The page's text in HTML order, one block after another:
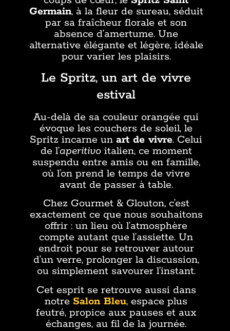
Germain, à la fleur de sureau, séduit
par sa fraîcheur florale et son
absence d’amertume. Une
alternative élégante et légère, idéale
pour varier les plaisirs.
Le Spritz, un art de vivre
estival
Au-delà de sa couleur orangée qui
évoque les couchers de soleil, le
Spritz incarne unart de vivre. Celui
de l’aperitivoitalien, ce moment
suspendu entre amis ou en famille,
où l’on prend le temps de vivre
avant de passer à table.
Chez Gourmet & Glouton, c’est
exactement ce que nous souhaitons
offrir : un lieu où l’atmosphère
compte autant que l’assiette. Un
endroit pour se retrouver autour
d’un verre, prolonger la discussion,
ou simplement savourer l’instant.
Cet esprit se retrouve aussi dans
notre Salon Bleu, espace plus
feutré, propice aux pauses et aux
échanges, au fil de la journée.